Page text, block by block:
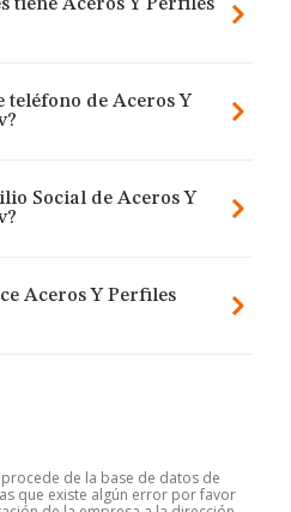
tiene Aceros Y Perfiles
teléfono de Aceros Y
Social de Aceros Y
Aceros Y Perfiles
de la base de datos de
que existe algún error por favor